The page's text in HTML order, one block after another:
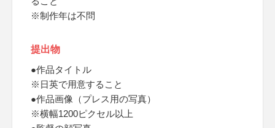
※制作年は不問
提出物
●作品タイトル
※日英で用意すること
●作品画像（プレス用の写真）
※横幅1200ピクセル以上